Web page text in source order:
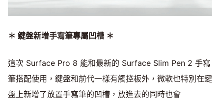
＊ 鍵盤新增手寫筆專屬凹槽 ＊
這次 Surface Pro 8 能和最新的 Surface Slim Pen 2 手寫
筆搭配使用，鍵盤和前代一樣有觸控板外，微軟也特別在鍵
盤上新增了放置手寫筆的凹槽，放進去的同時也會